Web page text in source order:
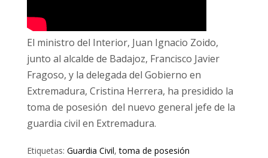
El ministro del Interior, Juan Ignacio Zoido,
junto al alcalde de Badajoz, Francisco Javier
Fragoso, y la delegada del Gobierno en
Extremadura, Cristina Herrera, ha presidido la
toma de posesión del nuevo general jefe de la
guardia civil en Extremadura.
Etiquetas: Guardia Civil,toma de posesión